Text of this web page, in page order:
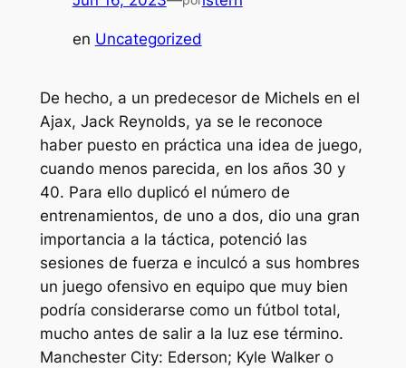
en Uncategorized
De hecho, a un predecesor de Michels en el
Ajax, Jack Reynolds, ya se le reconoce
haber puesto en práctica una idea de juego,
cuando menos parecida, en los años 30 y
40. Para ello duplicó el número de
entrenamientos, de uno a dos, dio una gran
importancia a la táctica, potenció las
sesiones de fuerza e inculcó a sus hombres
un juego ofensivo en equipo que muy bien
podría considerarse como un fútbol total,
mucho antes de salir a la luz ese término.
Manchester City: Ederson; Kyle Walker o